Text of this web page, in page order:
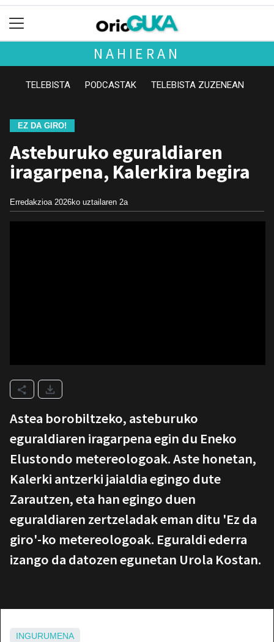
NAHIERAN
TELEBISTA PODCASTAK TELEBISTA ZUZENEAN
EZ DA GIRO!
Asteburuko eguraldiaren
iragarpena, Kalerkira begira
Erredakzioa 2026ko uztailaren 2a
Astea borobiltzeko, asteburuko
eguraldiaren iragarpena egin du Eneko
Elustondo metereologoak. Aste honetan,
Kalerki antzerki jaialdia egingo dute
Zarautzen, eta han egingo duen
eguraldiaren zertzeladak eman ditu 'Ez da
giro'-ko metereologoak. Eguraldi ederra
izango da datozen egunetan Urola Kostan.
INGURUMENA